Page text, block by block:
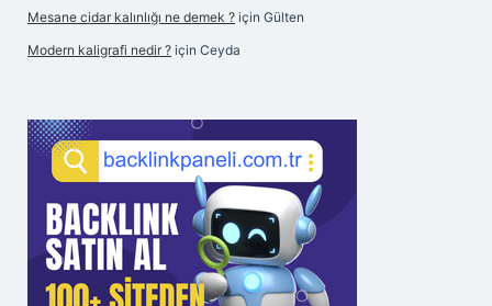
Mesane cidar kalınlığı ne demek ? için Gülten
Modern kaligrafi nedir ? için Ceyda